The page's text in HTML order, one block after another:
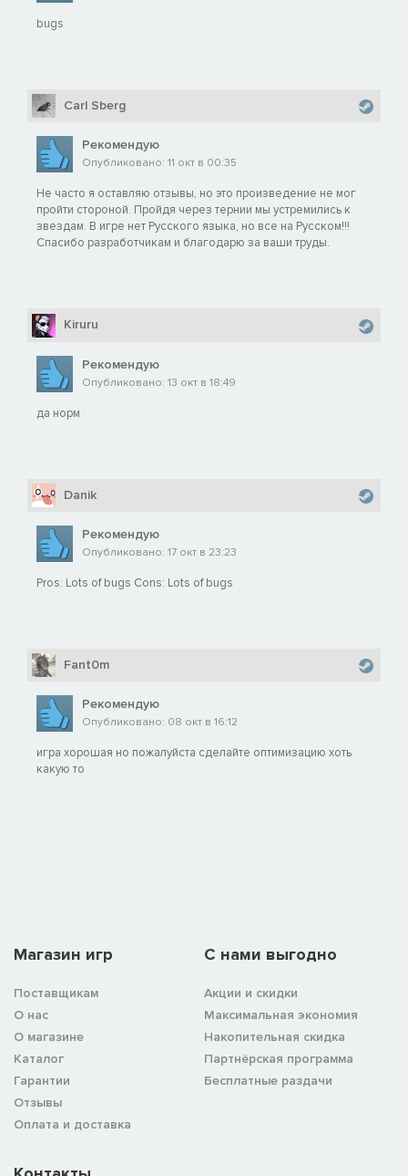
bugs
Carl Sberg
Рекомендую
Опубликовано: 11 окт в 00:35
Не часто я оставляю отзывы, но это произведение не мог
пройти стороной. Пройдя через тернии мы устремились к
звездам. В игре нет Русского языка, но все на Русском!!!
Спасибо разработчикам и благодарю за ваши труды.
Kiruru
Рекомендую
Опубликовано: 13 окт в 18:49
да норм
Danik
Рекомендую
Опубликовано: 17 окт в 23:23
Pros: Lots of bugs Cons: Lots of bugs
Fant0m
Рекомендую
Опубликовано: 08 окт в 16:12
игра хорошая но пожалуйста сделайте оптимизацию хоть
какую то
Магазин игр
Поставщикам
О нас
О магазине
Каталог
Гарантии
Отзывы
Оплата и доставка
C нами выгодно
Акции и скидки
Максимальная экономия
Накопительная скидка
Партнёрская программа
Бесплатные раздачи